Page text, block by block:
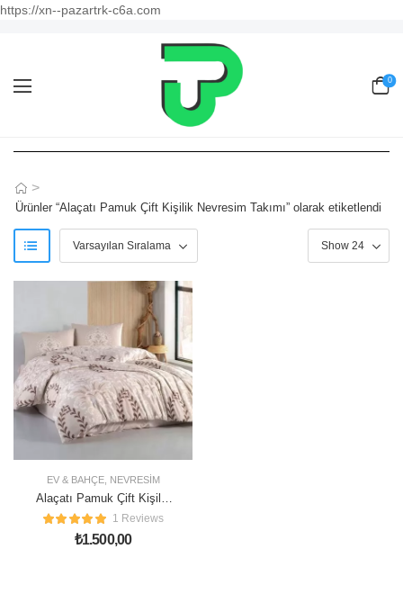
https://xn--pazartrk-c6a.com
0
>
Ürünler “Alaçatı Pamuk Çift Kişilik Nevresim Takımı” olarak etiketlendi
EV & BAHÇE, NEVRESIM
Alaçatı Pamuk Çift Kişilik
Nevresim Takımı
1 Reviews
₺1.500,00